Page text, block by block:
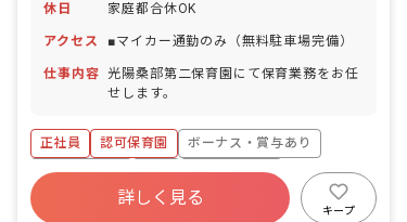
休日 家庭都合休OK
アクセス ■マイカー通勤のみ（無料駐車場完備）
仕事内容
光陽桑部第二保育園にて保育業務をお任
せします。
正社員 認可保育園
ボーナス・賞与あり
社会保険完備
有給
福利厚生充実
残業少なめ
昇給昇進あり
詳しく見る
キープ